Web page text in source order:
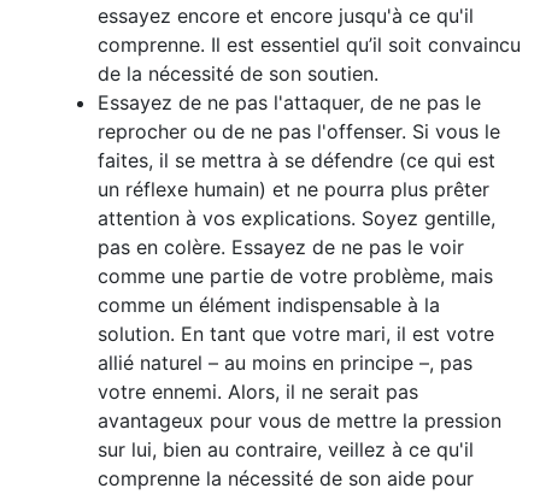
essayez encore et encore jusqu'à ce qu'il
comprenne. Il est essentiel qu’il soit convaincu
de la nécessité de son soutien.
Essayez de ne pas l'attaquer, de ne pas le
reprocher ou de ne pas l'offenser. Si vous le
faites, il se mettra à se défendre (ce qui est
un réflexe humain) et ne pourra plus prêter
attention à vos explications. Soyez gentille,
pas en colère. Essayez de ne pas le voir
comme une partie de votre problème, mais
comme un élément indispensable à la
solution. En tant que votre mari, il est votre
allié naturel – au moins en principe –, pas
votre ennemi. Alors, il ne serait pas
avantageux pour vous de mettre la pression
sur lui, bien au contraire, veillez à ce qu'il
comprenne la nécessité de son aide pour